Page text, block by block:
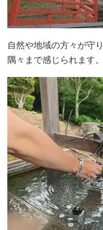
自然や地域の方々が守
隅々まで感じられます。